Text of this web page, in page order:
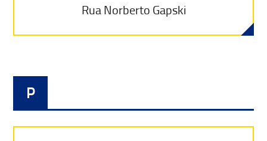
Rua Norberto Gapski
P